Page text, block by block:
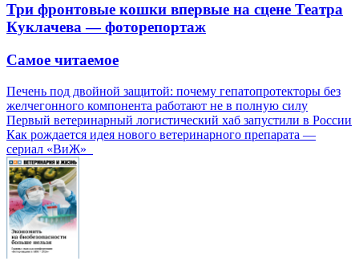
Три фронтовые кошки впервые на сцене Театра
Куклачева — фоторепортаж
Самое читаемое
Печень под двойной защитой: почему гепатопротекторы без
желчегонного компонента работают не в полную силу
Первый ветеринарный логистический хаб запустили в России
Как рождается идея нового ветеринарного препарата —
сериал «ВиЖ»